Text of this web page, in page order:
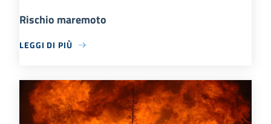
Rischio maremoto
LEGGI DI PIÙ